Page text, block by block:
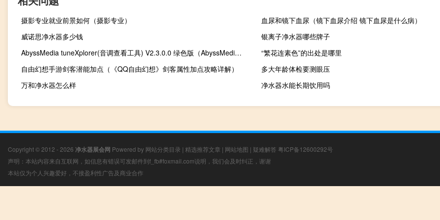
摄影专业就业前景如何（摄影专业）
血尿和镜下血尿（镜下血尿介绍 镜下血尿是什么病）
威诺思净水器多少钱
银离子净水器哪些牌子
AbyssMedia tuneXplorer(音调查看工具) V2.3.0.0 绿色版（AbyssMedia tuneXplorer(音调查看工具) V2.3.0.0 绿色版功能简介）
“繁花连素色”的出处是哪里
自由幻想手游剑客潜能加点（《QQ自由幻想》剑客属性加点攻略详解）
多大年龄体检要测眼压
万和净水器怎么样
净水器水能长期饮用吗
Copyright © 2012 - 2026 净水器展会网 Powered by 网站分类目录 | 精选推荐文章 | 网站地图 | 疑难解答 粤ICP备12600292号
声明：本站内容来自互联网，如信息有错误可发邮件到f_fb#foxmail.com说明，我们会及时纠正，谢谢
本站仅为个人兴趣爱好，不接盈利性广告及商业合作